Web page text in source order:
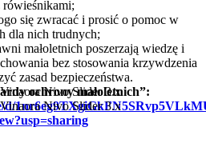
rówieśnikami;
się zwracać i prosić o pomoc w
dla nich trudnych;
małoletnich poszerzają wiedzę i
bez stosowania krzywdzenia
zasad bezpieczeństwa.
ochrony małoletnich”:
d/